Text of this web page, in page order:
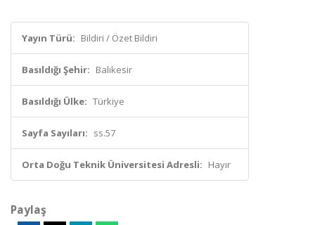
Yayın Türü: Bildiri / Özet Bildiri
Basıldığı Şehir: Balıkesir
Basıldığı Ülke: Türkiye
Sayfa Sayıları: ss.57
Orta Doğu Teknik Üniversitesi Adresli: Hayır
Paylaş